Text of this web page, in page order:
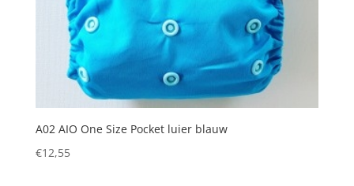
A02 AIO One Size Pocket luier blauw
€12,55